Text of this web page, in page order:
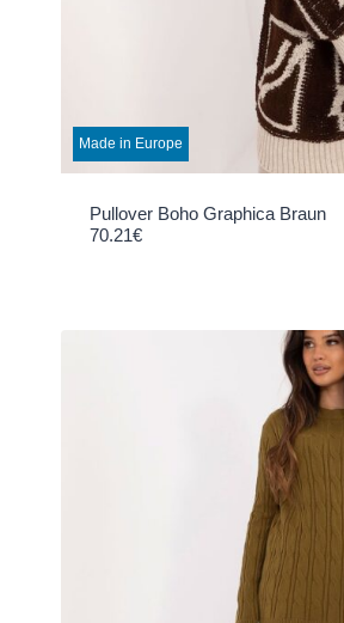
Made in Europe
Pullover Boho Graphica Braun
70.21€